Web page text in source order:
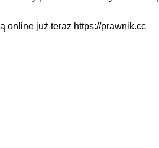
online już teraz https://prawnik.cc